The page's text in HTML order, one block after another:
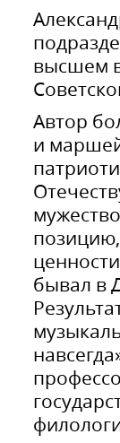
высшем
Автор
и
бывал в